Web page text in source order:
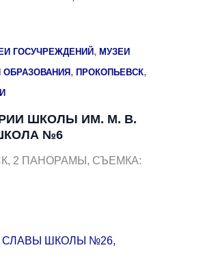
ГОСУЧРЕЖДЕНИЙ,МУЗЕИ
ОБРАЗОВАНИЯ,ПРОКОПЬЕВСК,
ШКОЛЫ ИМ. М. В.
№6
2 ПАНОРАМЫ, СЪЕМКА: